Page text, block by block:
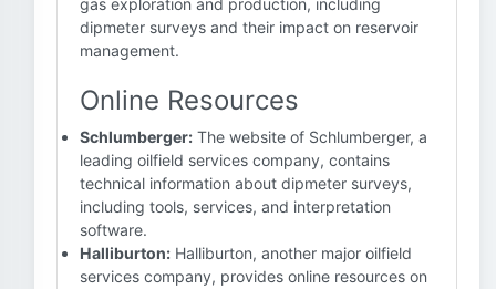
gas exploration and production, including
dipmeter surveys and their impact on reservoir
management.
Online Resources
Schlumberger: The website of Schlumberger, a
leading oilfield services company, contains
technical information about dipmeter surveys,
including tools, services, and interpretation
software.
Halliburton: Halliburton, another major oilfield
services company, provides online resources on